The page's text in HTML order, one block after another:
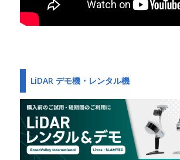
LiDAR デモ機・レンタル機